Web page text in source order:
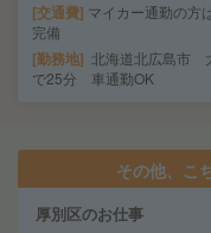
交通費 マイカー通勤の方
完備
勤務地
北海道北広島市
で25分 車通勤OK
その他、こ
厚別区のお仕事